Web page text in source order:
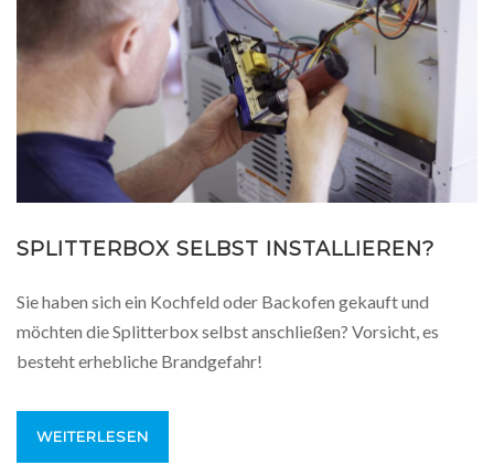
SPLITTERBOX SELBST INSTALLIEREN?
Sie haben sich ein Kochfeld oder Backofen gekauft und
möchten die Splitterbox selbst anschließen? Vorsicht, es
besteht erhebliche Brandgefahr!
WEITERLESEN